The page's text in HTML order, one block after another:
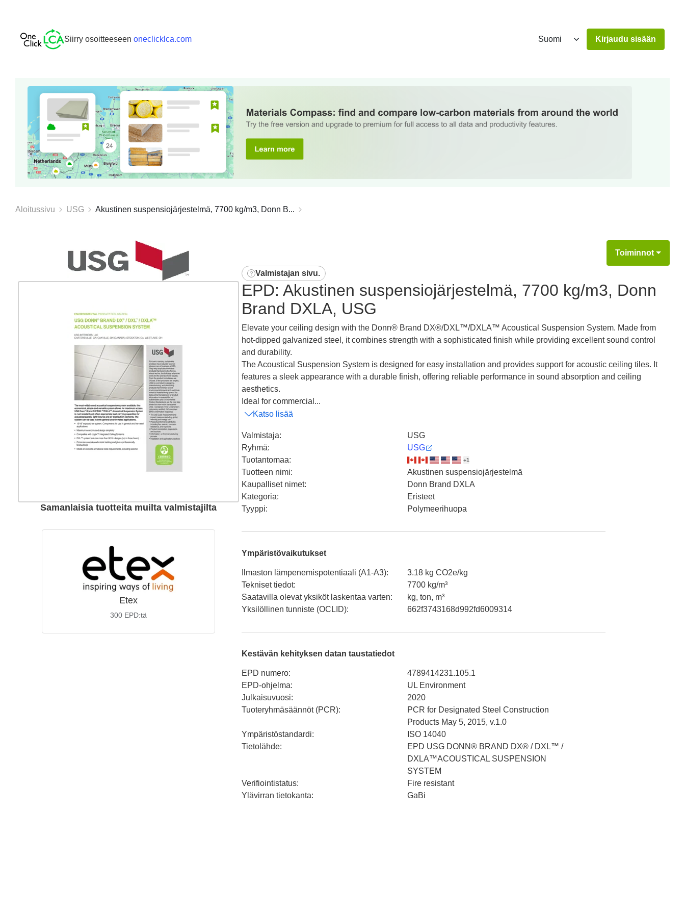
Siirry osoitteeseen oneclicklca.com Kirjaudu sisään
Aloitussivu USG Akustinen suspensiojärjestelmä, 7700 kg/m3, Donn B...
Samanlaisia tuotteita muilta valmistajilta
Etex
300 EPD:tä
Toiminnot
Valmistajan sivu.
EPD: Akustinen suspensiojärjestelmä, 7700 kg/m3, Donn
Brand DXLA, USG
Elevate your ceiling design with the Donn® Brand DX®/DXL™/DXLA™ Acoustical Suspension System. Made from
hot-dipped galvanized steel, it combines strength with a sophisticated finish while providing excellent sound control
and durability.
The Acoustical Suspension System is designed for easy installation and provides support for acoustic ceiling tiles. It
features a sleek appearance with a durable finish, offering reliable performance in sound absorption and ceiling
aesthetics.
Ideal for commercial...
Katso lisää
Valmistaja:
USG
Ryhmä:
USG
Tuotantomaa: +1
Tuotteen nimi:
Akustinen suspensiojärjestelmä
Kaupalliset nimet:
Donn Brand DXLA
Kategoria:
Eristeet
Tyyppi: Polymeerihuopa
Ympäristövaikutukset
Ilmaston lämpenemispotentiaali (A1-A3):
3.18 kg CO2e/kg
Tekniset tiedot:
7700 kg/m³
Saatavilla olevat yksiköt laskentaa varten:
kg, ton, m³
Yksilöllinen tunniste (OCLID): 662f3743168d992fd6009314
Kestävän kehityksen datan taustatiedot
EPD numero:
4789414231.105.1
EPD-ohjelma:
UL Environment
Julkaisuvuosi:
2020
Tuoteryhmäsäännöt (PCR):
PCR for Designated Steel Construction
Products May 5, 2015, v.1.0
Ympäristöstandardi:
ISO 14040
Tietolähde:
EPD USG DONN® BRAND DX® / DXL™ /
DXLA™ACOUSTICAL SUSPENSION
SYSTEM
Verifiointistatus:
Fire resistant
Ylävirran tietokanta: GaBi